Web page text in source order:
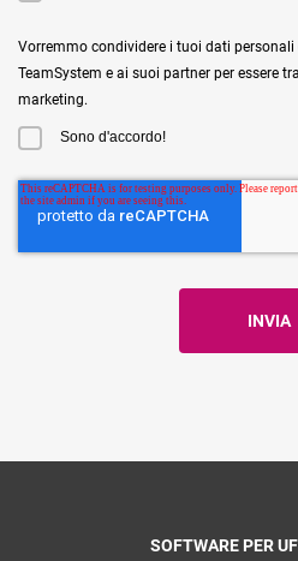
Vorremmo condividere i tuoi dati
TeamSystem e ai suoi partner per essere
marketing.
Sono d'accordo!
SOFTWARE PER